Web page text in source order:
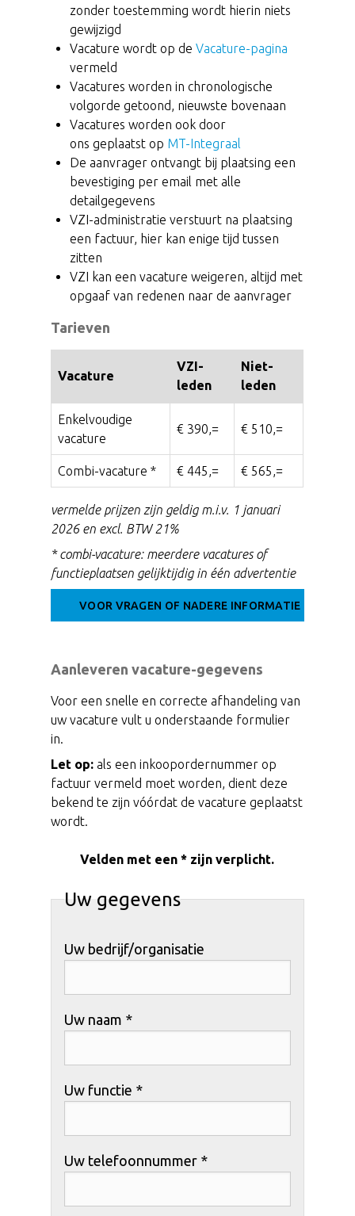
zonder toestemming wordt hierin niets
gewijzigd
Vacature wordt op de Vacature-pagina
vermeld
Vacatures worden in chronologische
volgorde getoond, nieuwste bovenaan
Vacatures worden ook door
ons geplaatst op MT-Integraal
De aanvrager ontvangt bij plaatsing een
bevestiging per email met alle
detailgegevens
VZI-administratie verstuurt na plaatsing
een factuur, hier kan enige tijd tussen
zitten
VZI kan een vacature weigeren, altijd met
opgaaf van redenen naar de aanvrager
Tarieven
Vacature
VZI-
leden
Niet-
leden
Enkelvoudige
vacature
€ 390,= € 510,=
Combi-vacature * € 445,= € 565,=
vermelde prijzen zijn geldig m.i.v. 1 januari
2026 en excl. BTW 21%
* combi-vacature: meerdere vacatures of
functieplaatsen gelijktijdig in één advertentie
VOOR VRAGEN OF NADERE INFORMATIE
Aanleveren vacature-gegevens
Voor een snelle en correcte afhandeling van
uw vacature vult u onderstaande formulier
in.
Let op: als een inkoopordernummer op
factuur vermeld moet worden, dient deze
bekend te zijn vóórdat de vacature geplaatst
wordt.
Velden met een * zijn verplicht.
Uw gegevens
Uw bedrijf/organisatie
Uw naam *
Uw functie *
Uw telefoonnummer *